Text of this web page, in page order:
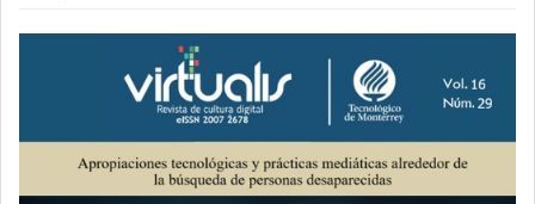
del
artículo